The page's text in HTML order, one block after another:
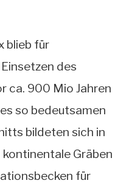
blieb für
des
ca. 900 Mio Jahren
so bedeutsamen
bildeten sich in
Gräben
für